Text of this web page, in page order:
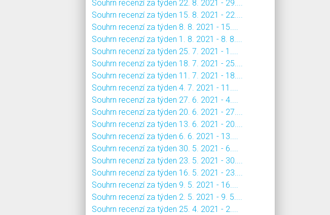
Souhrn recenzí za týden 22. 8. 2021 - 29....
Souhrn recenzí za týden 15. 8. 2021 - 22....
Souhrn recenzí za týden 8. 8. 2021 - 15....
Souhrn recenzí za týden 1. 8. 2021 - 8. 8....
Souhrn recenzí za týden 25. 7. 2021 - 1....
Souhrn recenzí za týden 18. 7. 2021 - 25....
Souhrn recenzí za týden 11. 7. 2021 - 18....
Souhrn recenzí za týden 4. 7. 2021 - 11....
Souhrn recenzí za týden 27. 6. 2021 - 4....
Souhrn recenzí za týden 20. 6. 2021 - 27....
Souhrn recenzí za týden 13. 6. 2021 - 20....
Souhrn recenzí za týden 6. 6. 2021 - 13....
Souhrn recenzí za týden 30. 5. 2021 - 6....
Souhrn recenzí za týden 23. 5. 2021 - 30....
Souhrn recenzí za týden 16. 5. 2021 - 23....
Souhrn recenzí za týden 9. 5. 2021 - 16....
Souhrn recenzí za týden 2. 5. 2021 - 9. 5....
Souhrn recenzí za týden 25. 4. 2021 - 2....